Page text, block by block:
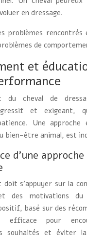
en dressage.
problèmes rencontrés
de
et
du cheval de
et exigeant,
Une approche
bien-être animal, est
d’une approche
doit s’appuyer sur la
des motivations du
basé sur des
efficace pour
souhaités et éviter